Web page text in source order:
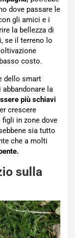
dove passare le
gli amici e i
la bellezza di
se il terreno lo
costo.
dello smart
la
più schiavi
crescere
in zone dove
sia tutto
che a molti
sulla